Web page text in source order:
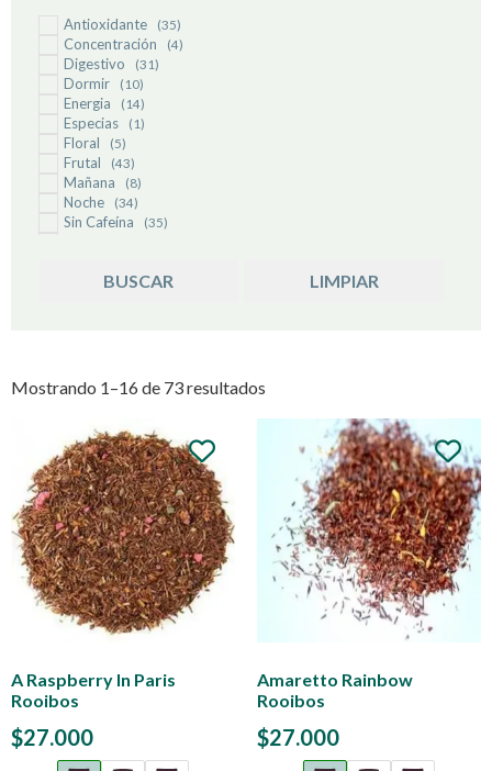
Rooibos con mezcla
Rooibos sin mezcla
Tipos de tés (11)
Descafeinados
Té Inglés
Té Negro
Té Verde
Antioxidante (35)
Concentración (4)
Digestivo (31)
Dormir (10)
Energia (14)
Especias (1)
Floral (5)
Frutal (43)
Mañana (8)
Noche (34)
Sin Cafeína (35)
BUSCAR LIMPIAR
Mostrando 1–16 de 73 resultados
A Raspberry In Paris
Rooibos
$27.000
Amaretto Rainbow
Rooibos
$27.000